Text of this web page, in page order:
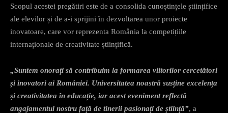
Scopul acestei pregătiri este de a consolida cunoștințele științifice
ale elevilor și de a-i sprijini în dezvoltarea unor proiecte
inovatoare, care vor reprezenta România la competițiile
internaționale de creativitate științifică.
„Suntem onorați să contribuim la formarea viitorilor cercetători
și inovatori ai României. Universitatea noastră susține excelența
și creativitatea în educație, iar acest eveniment reflectă
angajamentul nostru față de tinerii pasionați de știință”, a